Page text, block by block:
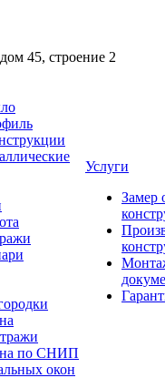
45, строение 2
по СНИП
окон
Услуги
Замер